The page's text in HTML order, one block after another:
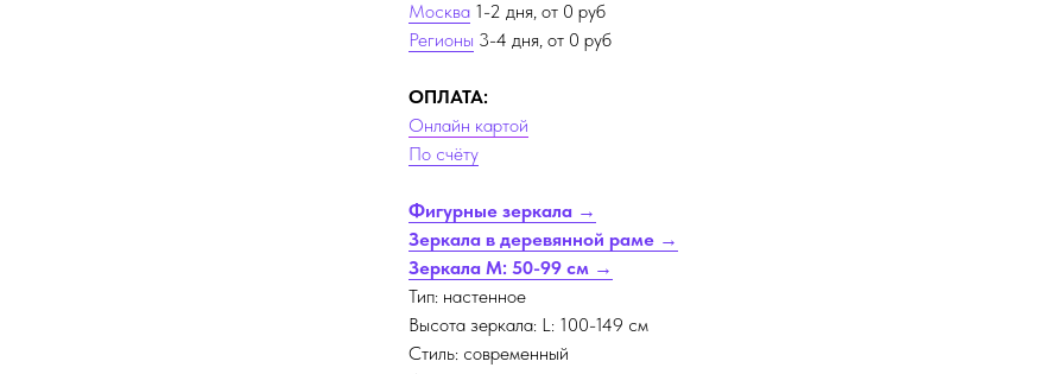
Москва 1-2 дня, от 0 руб
Регионы 3-4 дня, от 0 руб
ОПЛАТА:
Онлайн картой
По счёту
Фигурные зеркала →
Зеркала в деревянной раме →
Зеркала M: 50-99 см →
Тип: настенное
Высота зеркала: L: 100-149 см
Стиль: современный